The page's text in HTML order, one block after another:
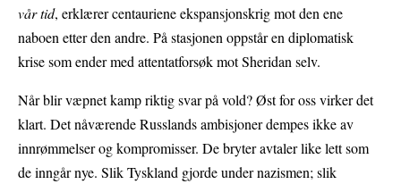
vår tid, erklærer centauriene ekspansjonskrig mot den ene
naboen etter den andre. På stasjonen oppstår en diplomatisk
krise som ender med attentatforsøk mot Sheridan selv.
Når blir væpnet kamp riktig svar på vold? Øst for oss virker det
klart. Det nåværende Russlands ambisjoner dempes ikke av
innrømmelser og kompromisser. De bryter avtaler like lett som
de inngår nye. Slik Tyskland gjorde under nazismen; slik